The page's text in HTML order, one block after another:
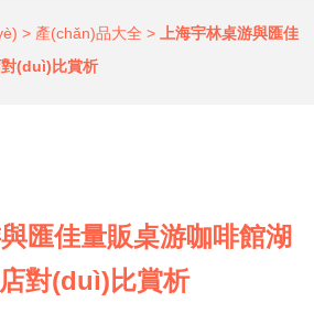
> 產(chǎn)品大全 >
上海宇林桌游與匯佳
(duì)比賞析
匯佳量販桌游咖啡館湖
對(duì)比賞析